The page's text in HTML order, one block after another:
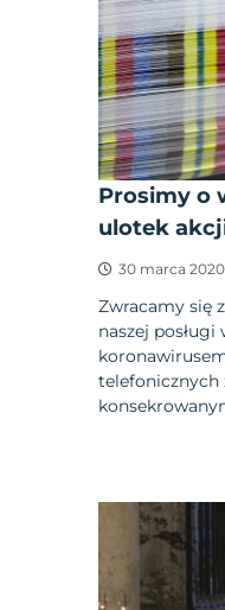
Prosimy o
ulotek
30 marca 2020
Zwracamy się
naszej posługi
telefonicznych